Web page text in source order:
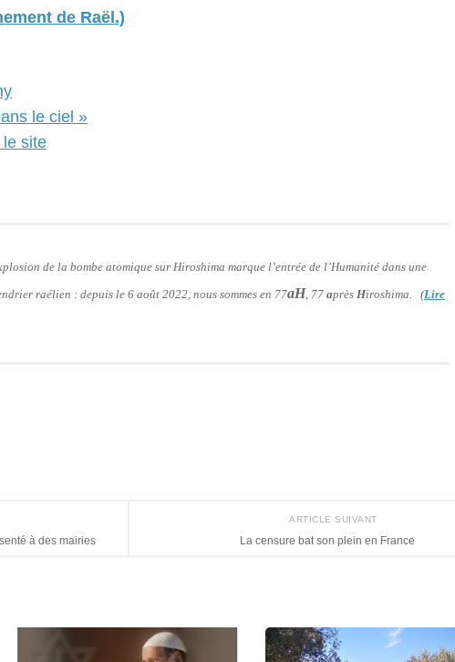
de Raël.)
le ciel »
le site
de la bombe atomique sur Hiroshima marque l’entrée de l’Humanité dans une
raélien : depuis le 6 août 2022, nous sommes en 77aH, 77 après Hiroshima. (Lire
ARTICLE SUIVANT
La censure bat son plein en France
à des mairies